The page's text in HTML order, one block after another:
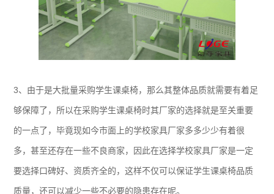
3、由于是大批量采购学生课桌椅，那么其整体品质就需要有着足
够保障了，所以在采购学生课桌椅时其厂家的选择就是至关重要
的一点了，毕竟现如今市面上的学校家具厂家多多少少有着很
多，甚至还存在一些不良商家，因此在选择学校家具厂家是一定
要选择口碑好、资质齐全的，这样不仅可以保证学生课桌椅品质
质量，还可以减少一些不必要的隐患存在呢。